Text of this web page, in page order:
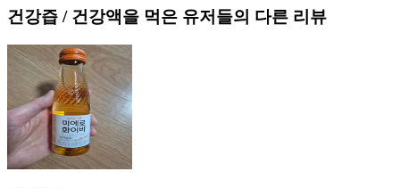
건강즙 / 건강액을 먹은 유저들의 다른 리뷰